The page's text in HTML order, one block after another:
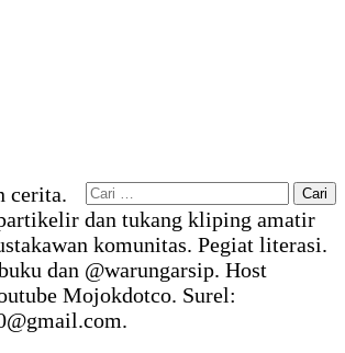
Cari
untuk:
cerita.
dan tukang kliping amatir
komunitas. Pegiat literasi.
dan @warungarsip. Host
Mojokdotco. Surel: